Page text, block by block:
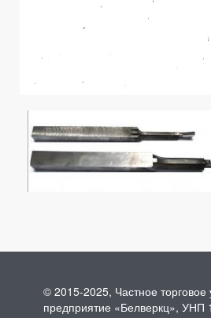
© 2015-2025, Частное торговое
предприятие «Белверкц», УНП